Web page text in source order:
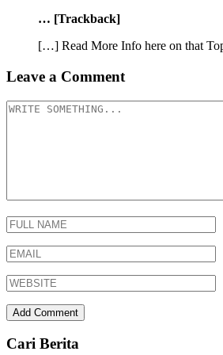
… [Trackback]
[…] Read More Info here on that
Leave a Comment
Cari Berita